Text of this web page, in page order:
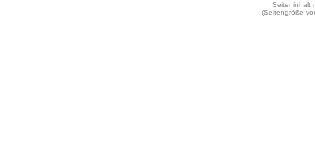
Seiteninhalt
(Seitengröße